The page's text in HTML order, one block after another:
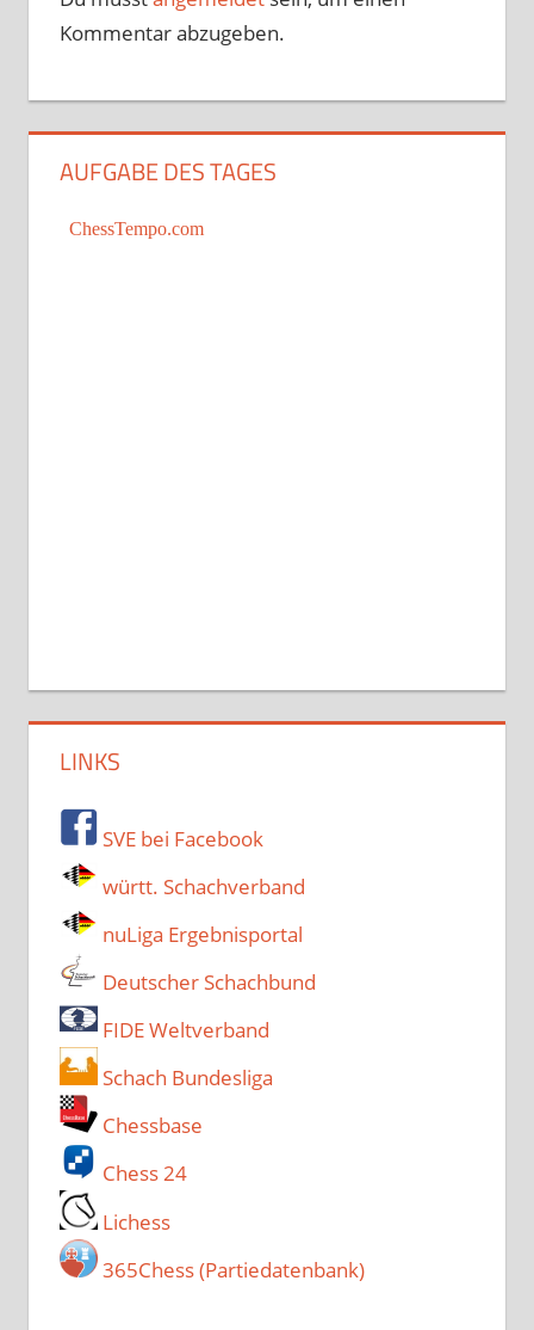
Kommentar abzugeben.
AUFGABE DES TAGES
LINKS
SVE bei Facebook
württ. Schachverband
nuLiga Ergebnisportal
Deutscher Schachbund
FIDE Weltverband
Schach Bundesliga
Chessbase
Chess 24
Lichess
365Chess (Partiedatenbank)